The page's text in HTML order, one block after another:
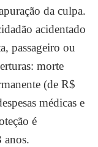
da culpa.
acidentado
passageiro ou
morte
(de R$
médicas e
é
anos.